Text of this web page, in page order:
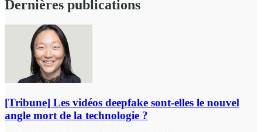
Dernières publications
[Tribune] Les vidéos deepfake sont-elles le nouvel
angle mort de la technologie ?